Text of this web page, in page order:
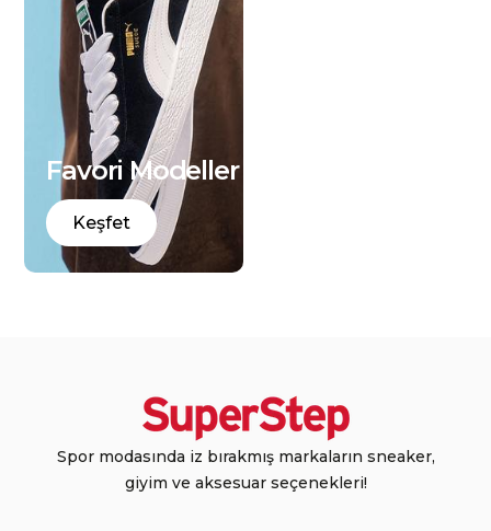
Favori Modeller
Keşfet
Spor modasında iz bırakmış markaların sneaker,
giyim ve aksesuar seçenekleri!